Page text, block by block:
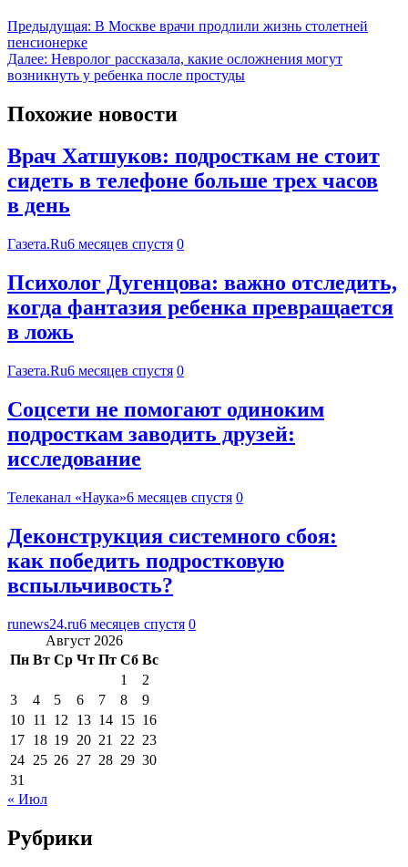
Предыдущая: В Москве врачи продлили жизнь столетней
пенсионерке
Далее: Невролог рассказала, какие осложнения могут
возникнуть у ребенка после простуды
Похожие новости
Врач Хатшуков: подросткам не стоит
сидеть в телефоне больше трех часов
в день
Газета.Ru6 месяцев спустя 0
Психолог Дугенцова: важно отследить,
когда фантазия ребенка превращается
в ложь
Газета.Ru6 месяцев спустя 0
Соцсети не помогают одиноким
подросткам заводить друзей:
исследование
Телеканал «Наука»6 месяцев спустя 0
Деконструкция системного сбоя:
как победить подростковую
вспыльчивость?
runews24.ru6 месяцев спустя 0
Август 2026
Пн Вт Ср Чт Пт Сб Вс
1
2
3
4 5 6 7 8
9
10 11 12 13 14 15 16
17 18 19 20 21 22 23
24 25 26 27 28 29 30
31
« Июл
Рубрики